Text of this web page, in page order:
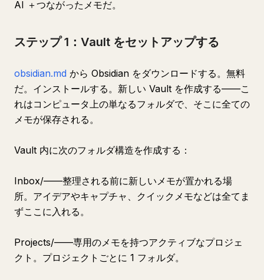
AI ＋つながったメモだ。
ステップ 1：Vault をセットアップする
obsidian.md から Obsidian をダウンロードする。無料
だ。インストールする。新しい Vault を作成する——こ
れはコンピュータ上の単なるフォルダで、そこに全ての
メモが保存される。
Vault 内に次のフォルダ構造を作成する：
Inbox/——整理される前に新しいメモが置かれる場
所。アイデアやキャプチャ、クイックメモなどは全てま
ずここに入れる。
Projects/——専用のメモを持つアクティブなプロジェ
クト。プロジェクトごとに 1 フォルダ。